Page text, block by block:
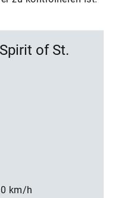
of St.
km/h